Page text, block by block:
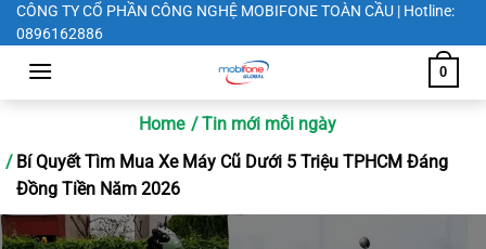
Chuyển
đến
CÔNG TY CỔ PHẦN CÔNG NGHỆ MOBIFONE TOÀN CẦU | Hotline:
0896162886
0
Home
Tin mới mỗi ngày
Bí Quyết Tìm Mua Xe Máy Cũ Dưới 5 Triệu TPHCM Đáng
Đồng Tiền Năm 2026